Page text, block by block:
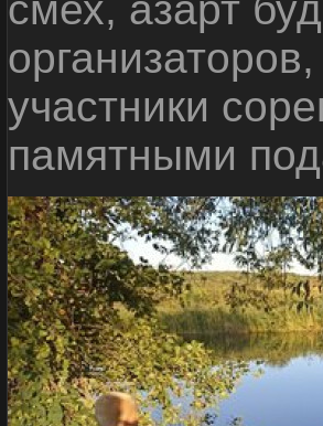
смех, азарт
участники
памятными